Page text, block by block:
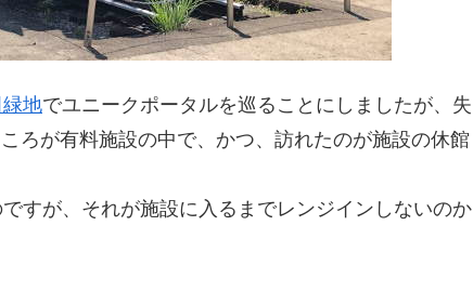
地でユニークポータルを巡ることにしましたが、失
ろが有料施設の中で、かつ、訪れたのが施設の休館
すが、それが施設に入るまでレンジインしないのか